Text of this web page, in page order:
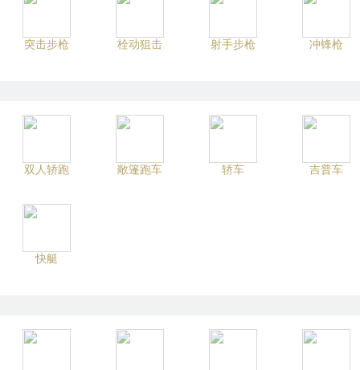
突击步枪 栓动狙击 射手步枪 冲锋枪
双人轿跑 敞篷跑车 轿车 吉普车
快艇